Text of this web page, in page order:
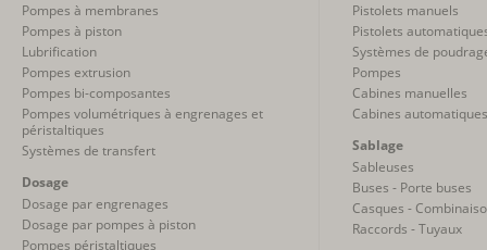
Pompes à membranes
Pompes à piston
Lubrification
Pompes extrusion
Pompes bi-composantes
Pompes volumétriques à engrenages et
péristaltiques
Systèmes de transfert
Dosage
Dosage par engrenages
Dosage par pompes à piston
Pompes péristaltiques
Pistolets manuels
Pistolets
Systèmes de
Pompes
Cabines manuelles
Cabines automatiques
Sablage
Sableuses
Buses - Porte buses
Casques -
Raccords - Tuyaux